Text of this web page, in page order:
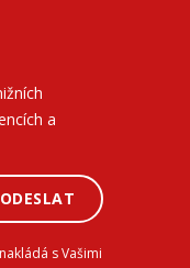
a
ODESLAT
s Vašimi